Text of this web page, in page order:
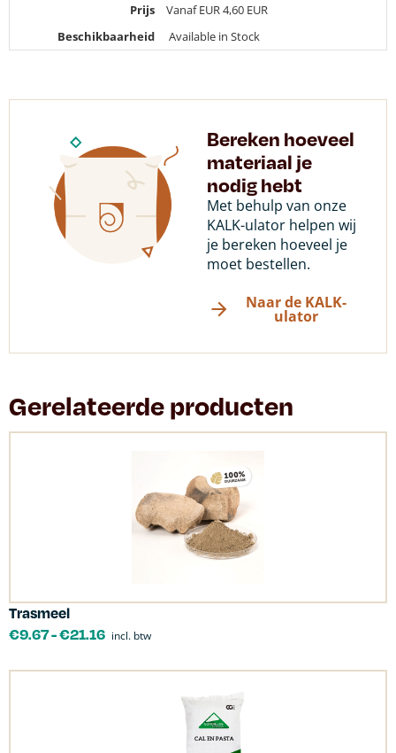
Prijs
Vanaf EUR 4,60EUR
Beschikbaarheid
Available in Stock
Bereken hoeveel
materiaal je
nodig hebt
Met behulp van onze
KALK-ulator helpen wij
je bereken hoeveel je
moet bestellen.
Naar de KALK-
ulator
Gerelateerde producten
Trasmeel
€9.67-€21.16 incl. btw